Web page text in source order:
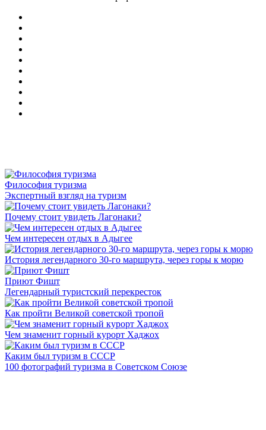
Философия туризма
Экспертный взгляд на туризм
Почему стоит увидеть Лагонаки?
Чем интересен отдых в Адыгее
История легендарного 30-го маршрута, через горы к морю
Приют Фишт
Легендарный туристский перекресток
Как пройти Великой советской тропой
Чем знаменит горный курорт Хаджох
Каким был туризм в СССР
100 фотографий туризма в Советском Союзе